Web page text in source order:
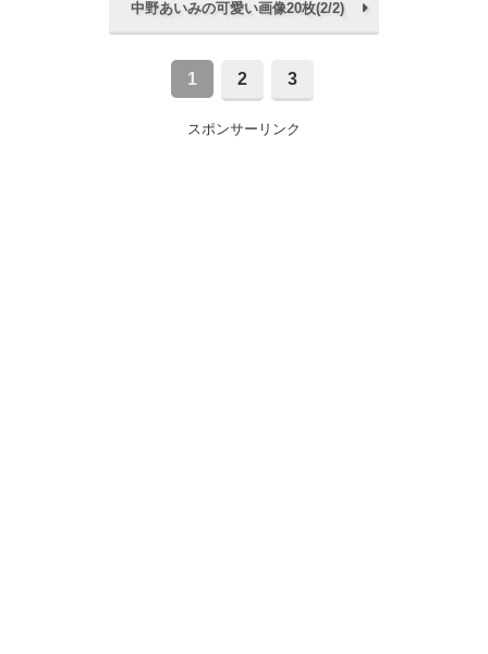
中野あいみの可愛い画像20枚(2/2)
1 2 3
スポンサーリンク